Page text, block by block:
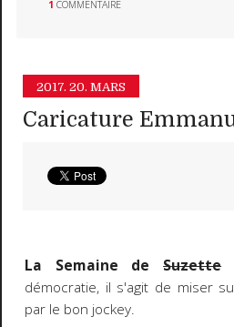
1 COMMENTAIRE
2017. 20. MARS
Caricature
La Semaine deSuzette
démocratie, il s'agit de miser
par le bon jockey.